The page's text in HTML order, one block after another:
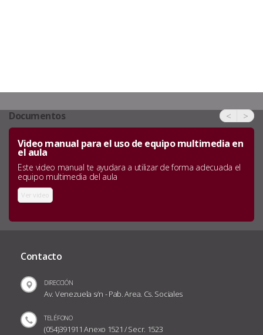
Documentos < >
Video manual para el uso de equipo multimedia en
el aula
Este video manual te ayudara a utilizar de forma adecuada el
equipo multimedia del aula
Ver video
Contacto
DIRECCIÓN
Av. Venezuela s/n - Pab. Area. Cs. Sociales
TELÉFONO
(054)391911 Anexo 1521 / Secr. 1523